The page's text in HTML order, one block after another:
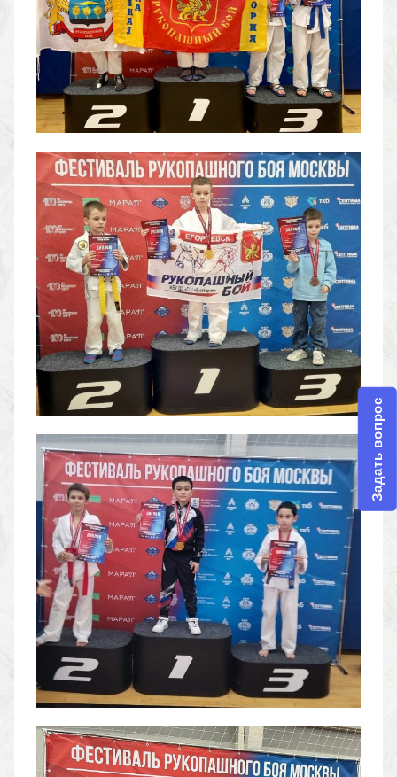
Задать вопрос